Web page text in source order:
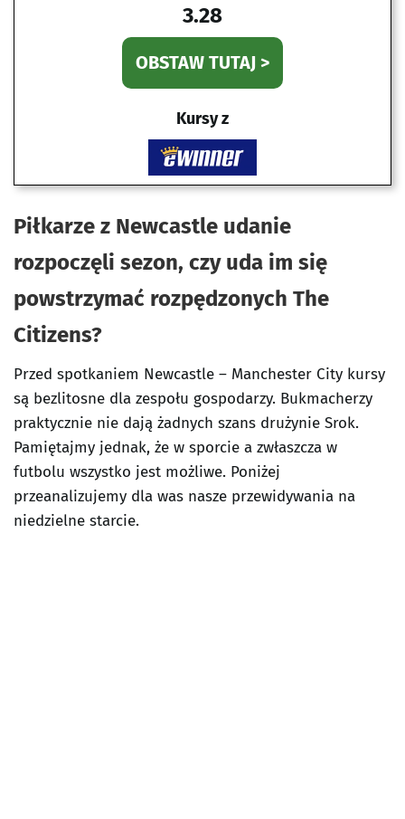
3.28
OBSTAW TUTAJ >
Kursy z
Piłkarze z Newcastle udanie
rozpoczęli sezon, czy uda im się
powstrzymać rozpędzonych The
Citizens?
Przed spotkaniem Newcastle – Manchester City kursy
są bezlitosne dla zespołu gospodarzy. Bukmacherzy
praktycznie nie dają żadnych szans drużynie Srok.
Pamiętajmy jednak, że w sporcie a zwłaszcza w
futbolu wszystko jest możliwe. Poniżej
przeanalizujemy dla was nasze przewidywania na
niedzielne starcie.